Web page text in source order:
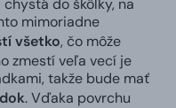
do škôlky, na
mimoriadne
všetko, čo môže
zmestí veľa vecí je
takže bude mať
. Vďaka povrchu